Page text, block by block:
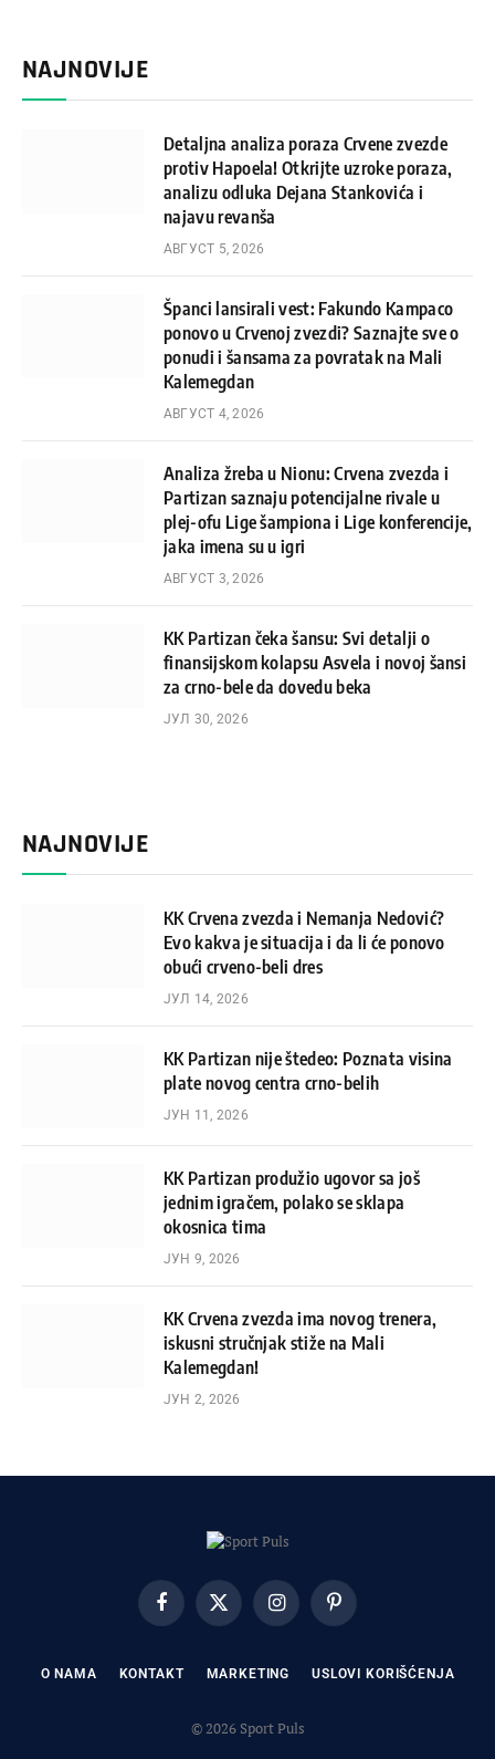
NAJNOVIJE
Detaljna analiza poraza Crvene zvezde
protiv Hapoela! Otkrijte uzroke poraza,
analizu odluka Dejana Stankovića i
najavu revanša
АВГУСТ 5, 2026
Španci lansirali vest: Fakundo Kampaco
ponovo u Crvenoj zvezdi? Saznajte sve o
ponudi i šansama za povratak na Mali
Kalemegdan
АВГУСТ 4, 2026
Analiza žreba u Nionu: Crvena zvezda i
Partizan saznaju potencijalne rivale u
plej-ofu Lige šampiona i Lige konferencije,
jaka imena su u igri
АВГУСТ 3, 2026
KK Partizan čeka šansu: Svi detalji o
finansijskom kolapsu Asvela i novoj šansi
za crno-bele da dovedu beka
ЈУЛ 30, 2026
NAJNOVIJE
KK Crvena zvezda i Nemanja Nedović?
Evo kakva je situacija i da li će ponovo
obući crveno-beli dres
ЈУЛ 14, 2026
KK Partizan nije štedeo: Poznata visina
plate novog centra crno-belih
ЈУН 11, 2026
KK Partizan produžio ugovor sa još
jednim igračem, polako se sklapa
okosnica tima
ЈУН 9, 2026
KK Crvena zvezda ima novog trenera,
iskusni stručnjak stiže na Mali
Kalemegdan!
ЈУН 2, 2026
FacebookX
(Twitter)
InstagramPinterest
O NAMA KONTAKT MARKETING USLOVI KORIŠĆENJA
© 2026 Sport Puls